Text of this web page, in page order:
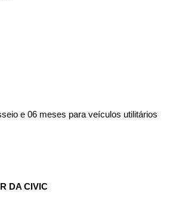
e 06 meses para veículos utilitários
DA CIVIC